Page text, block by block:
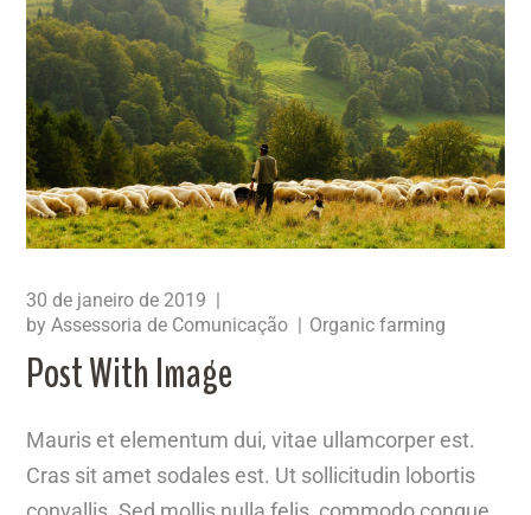
30 de janeiro de 2019
byAssessoria de Comunicação Organic farming
Post With Image
Mauris et elementum dui, vitae ullamcorper est.
Cras sit amet sodales est. Ut sollicitudin lobortis